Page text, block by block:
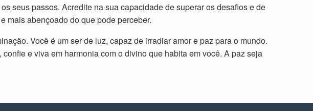
seus passos. Acredite na sua capacidade de superar os desafios e de
mais abençoado do que pode perceber.
Você é um ser de luz, capaz de irradiar amor e paz para o mundo.
e viva em harmonia com o divino que habita em você. A paz seja